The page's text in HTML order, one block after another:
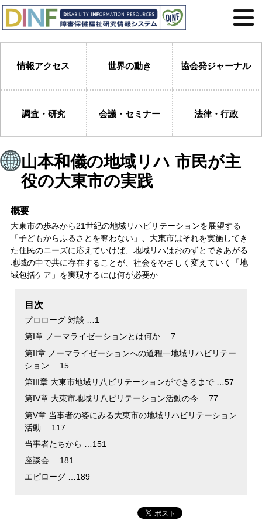
情報アクセス 世界の動き 協会発ジャーナル
調査・研究 会議・セミナー 法律・行政
山本和儀の地域リハ 市民が主
役の大東市の実践
概要
大東市の歩みから21世紀の地域リハビリテーションを展望する
「子どもからふるさとを奪わない」、大東市はそれを実施してき
た住民のニーズに応えていけば、地域リハはおのずとできあがる
地域の中で共に存在することが、社会をやさしく変えていく「地
域包括ケア」を実現するには何が必要か
目次
プロローグ 対談 …1
第I章 ノーマライゼーションとは何か …7
第II章 ノーマライゼーションへの道程一地域リハビリテー
ション …15
第III章 大東市地域リ八ビリテーションができるまで …57
第IV章 大東市地域リ八ビリテーション活動の今 …77
第V章 当事者の姿にみる大東市の地域リハビリテーション
活動 …117
当事者たちから …151
座談会 …181
エピローグ …189